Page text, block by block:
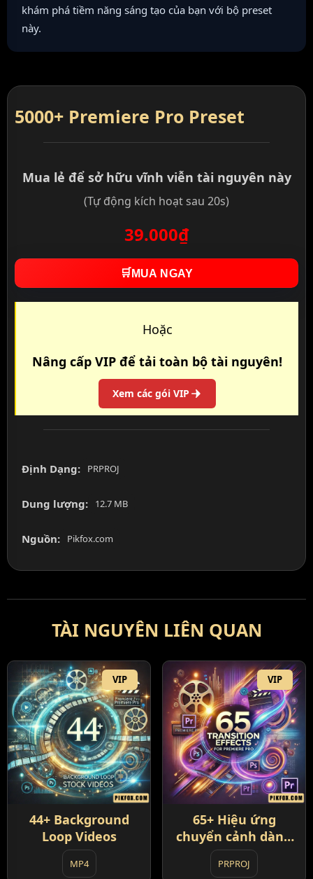
khám phá tiềm năng sáng tạo của bạn với bộ preset
này.
5000+ Premiere Pro Preset
Mua lẻ để sở hữu vĩnh viễn tài nguyên này
(Tự động kích hoạt sau 20s)
39.000₫
🛒 MUA NGAY
Hoặc
Nâng cấp VIP để tải toàn bộ tài nguyên!
Xem các gói VIP
Định Dạng: PRPROJ
Dung lượng: 12.7 MB
Nguồn: Pikfox.com
TÀI NGUYÊN LIÊN QUAN
VIP
44+ Background
Loop Videos
MP4
VIP
65+ Hiệu ứng
chuyển cảnh dành
cho Premiere Pro
PRPROJ